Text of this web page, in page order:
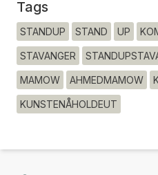
Tags
STANDUP STAND UP
STAVANGER
MAMOW AHMEDMAMOW
KUNSTENÅHOLDEUT